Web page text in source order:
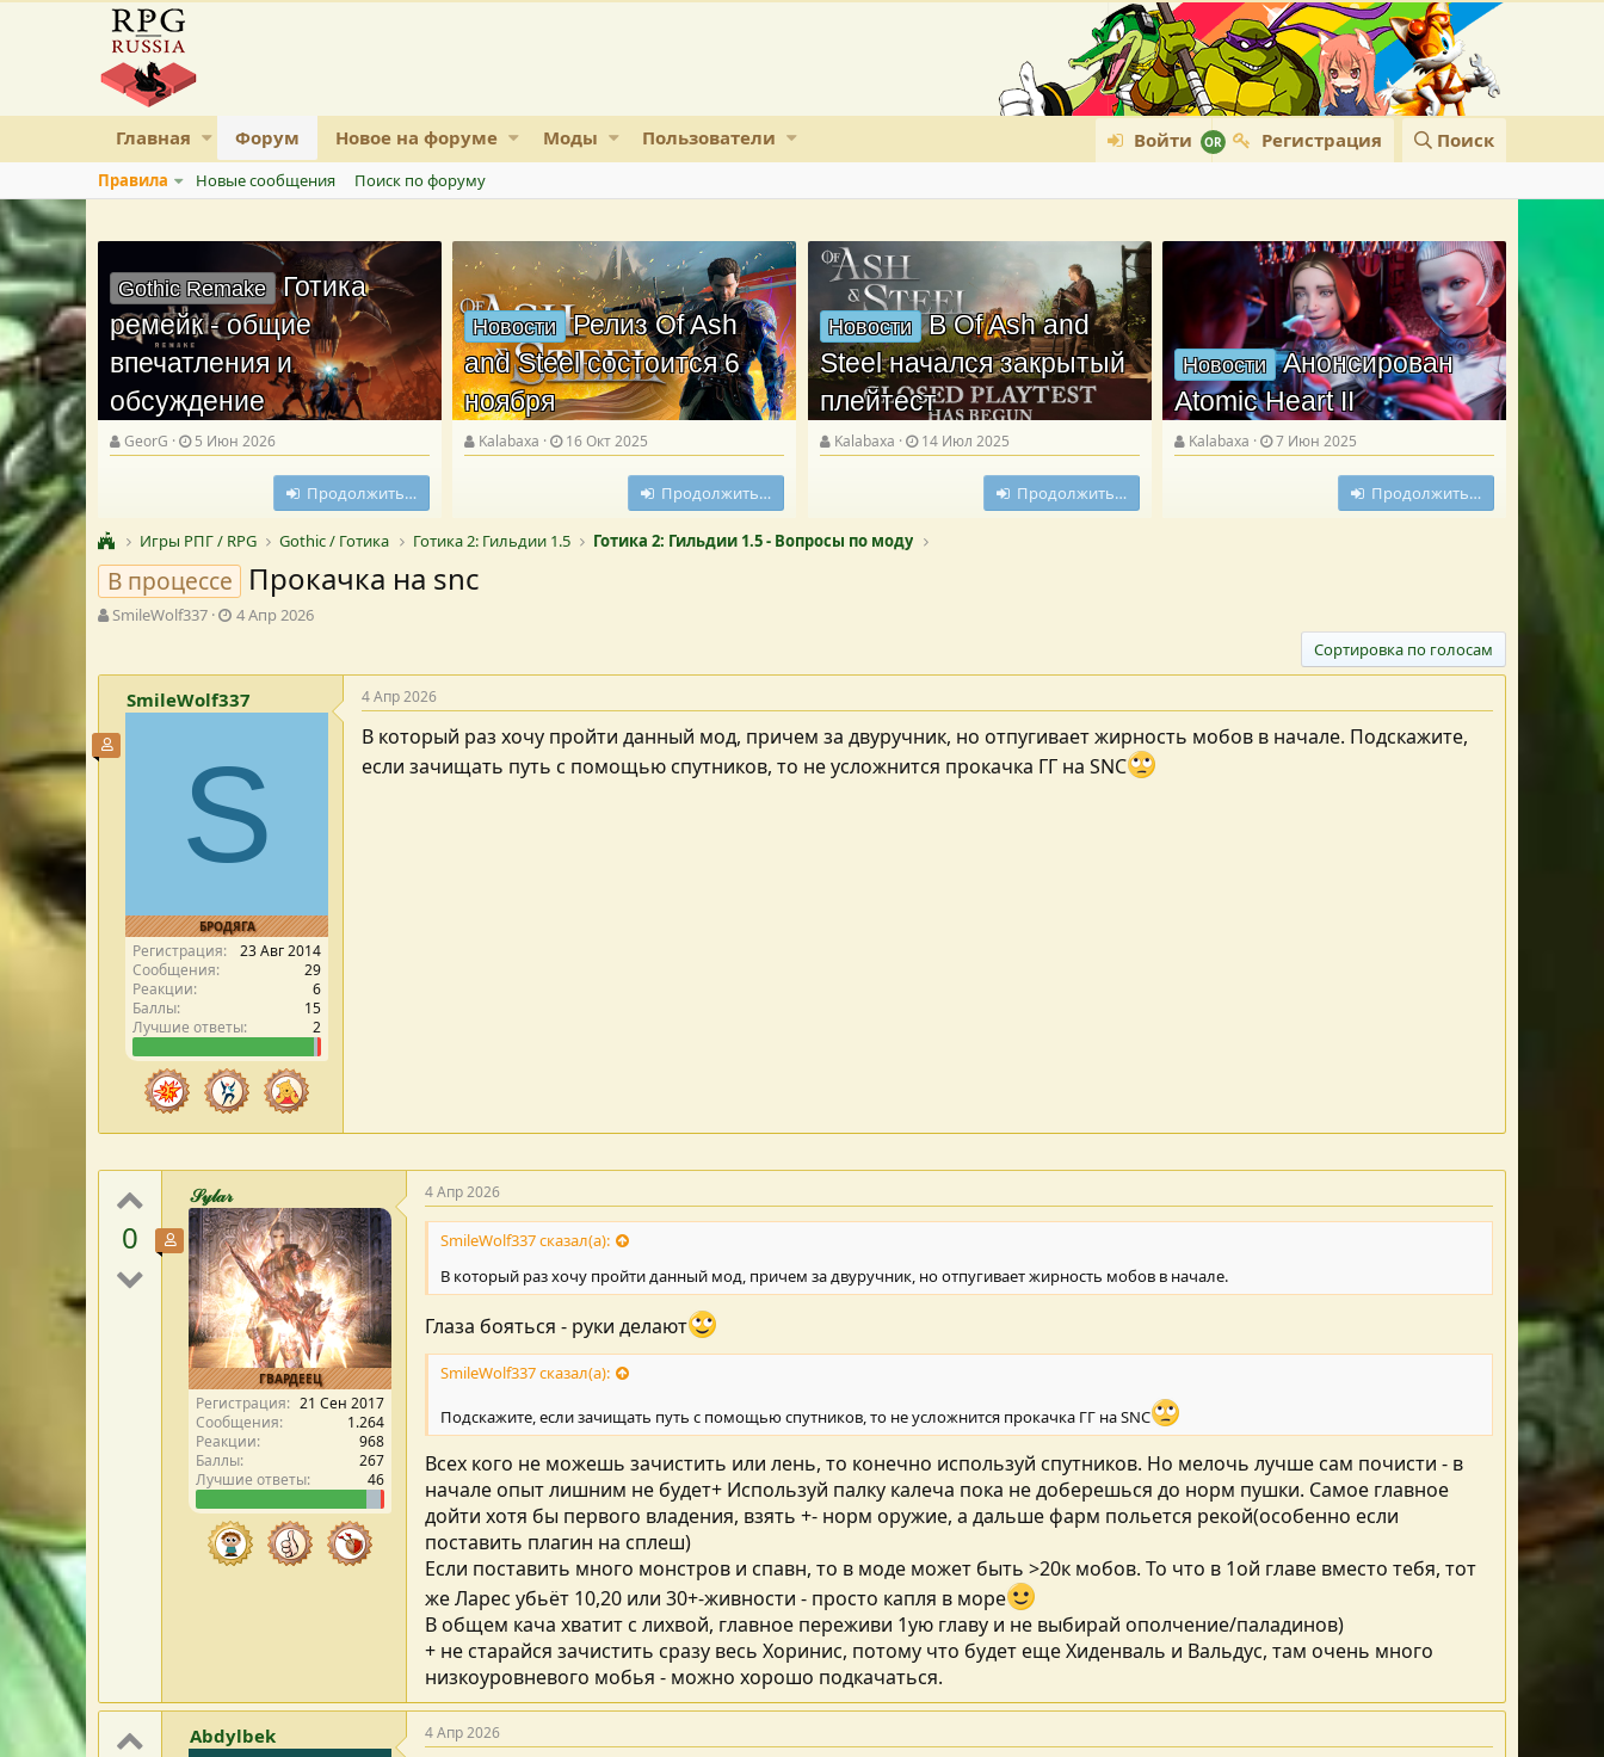
Главная Форум Новое на форуме Моды Пользователи Войти Регистрация Поиск
Правила Новые сообщения Поиск по форуму
Gothic Remake Готика
ремейк - общие
впечатления и
обсуждение
GeorG 5 Июн 2026
Продолжить…
Новости Релиз Of Ash
and Steel состоится 6
ноября
Kalabaxa 16 Окт 2025
Продолжить…
Новости В Of Ash and
Steel начался закрытый
плейтест
Kalabaxa 14 Июл 2025
Продолжить…
Новости Анонсирован
Atomic Heart II
Kalabaxa 7 Июн 2025
Продолжить…
Игры РПГ / RPG Gothic / Готика Готика 2: Гильдии 1.5 Готика 2: Гильдии 1.5 - Вопросы по моду
В процессе Прокачка на snc
А
о
е
м
SmileWolf337
Д
а
с
д
а
н
и
я
4 Апр 2026
Сортировка по голосам
SmileWolf337
S
БРОДЯГА
Регистрация
23 Авг 2014
Сообщения
29
Реакции
6
Баллы
15
Лучшие ответы
2
4 Апр 2026
В который раз хочу пройти данный мод, причем за двуручник, но отпугивает жирность мобов в начале. Подскажите,
если зачищать путь с помощью спутников, то не усложнится прокачка ГГ на SNC
0
𝒮𝓎𝓁𝒶𝓇
ГВАРДЕЕЦ
Участник форума
Регистрация
21 Сен 2017
Сообщения
1.264
Реакции
968
Баллы
267
Лучшие ответы
46
4 Апр 2026
SmileWolf337 сказал(а):
В который раз хочу пройти данный мод, причем за двуручник, но отпугивает жирность мобов в начале.
Глаза бояться - руки делают
SmileWolf337 сказал(а):
Подскажите, если зачищать путь с помощью спутников, то не усложнится прокачка ГГ на SNC
Всех кого не можешь зачистить или лень, то конечно используй спутников. Но мелочь лучше сам почисти - в
начале опыт лишним не будет+ Используй палку калеча пока не доберешься до норм пушки. Самое главное
дойти хотя бы первого владения, взять +- норм оружие, а дальше фарм польется рекой(особенно если
поставить плагин на сплеш)
Если поставить много монстров и спавн, то в моде может быть >20к мобов. То что в 1ой главе вместо тебя, тот
же Ларес убьёт 10,20 или 30+-живности - просто капля в море
В общем кача хватит с лихвой, главное переживи 1ую главу и не выбирай ополчение/паладинов)
+ не старайся зачистить сразу весь Хоринис, потому что будет еще Хиденваль и Вальдус, там очень много
низкоуровневого мобья - можно хорошо подкачаться.
Abdylbek 4 Апр 2026